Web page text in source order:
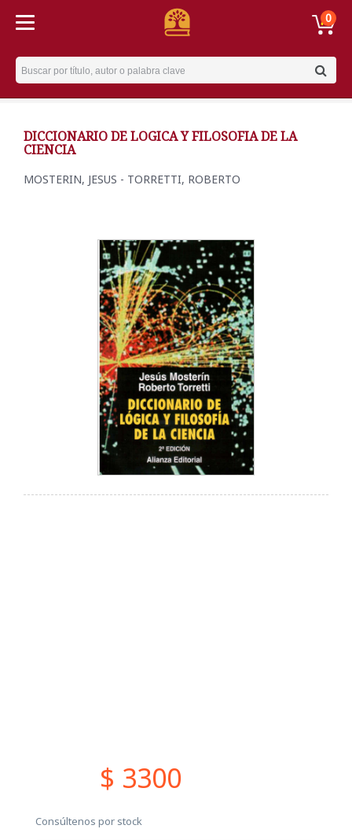
0
Username
DICCIONARIO DE LOGICA Y FILOSOFIA DE LA
CIENCIA
MOSTERIN, JESUS - TORRETTI, ROBERTO
$ 3300
Consúltenos por stock